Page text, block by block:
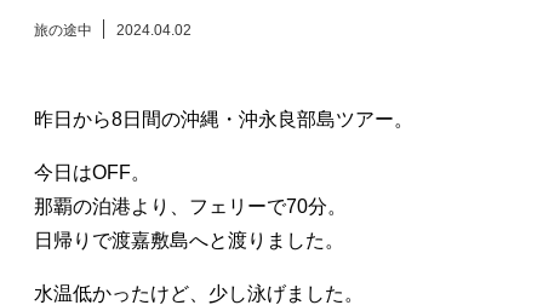
プロフィール
演奏依頼
お問い合わせ
旅の途中 2024.04.02
昨日から8日間の沖縄・沖永良部島ツアー。
今日はOFF。
那覇の泊港より、フェリーで70分。
日帰りで渡嘉敷島へと渡りました。
水温低かったけど、少し泳げました。